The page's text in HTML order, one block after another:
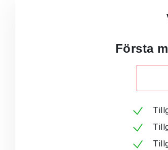
Första